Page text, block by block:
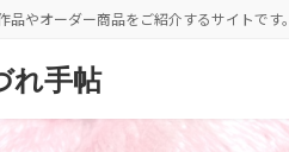
品やオーダー商品をご紹介するサイトです。
れ手帖